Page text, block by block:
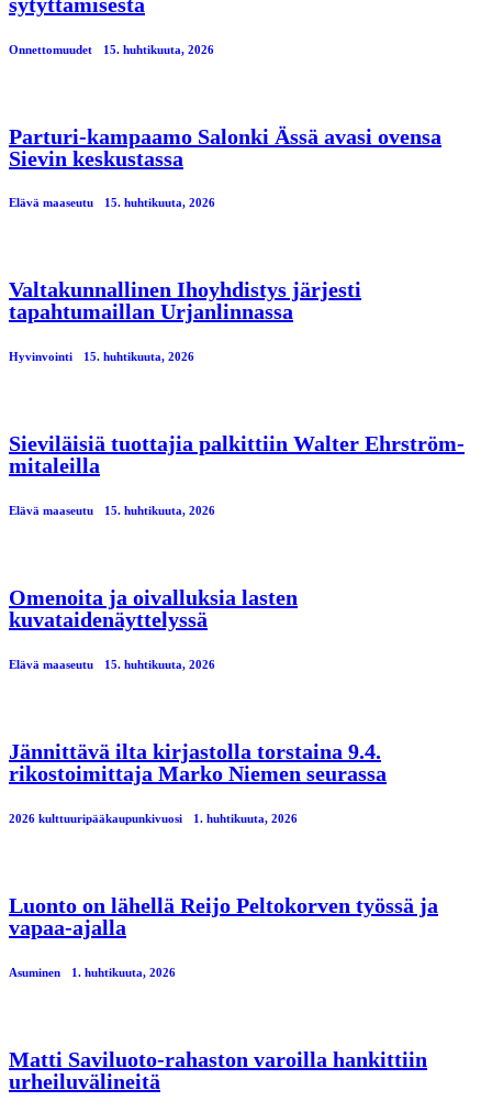
Onnettomuudet 15. huhtikuuta, 2026
Parturi-kampaamo Salonki Ässä avasi ovensa
Sievin keskustassa
Elävä maaseutu 15. huhtikuuta, 2026
Valtakunnallinen Ihoyhdistys järjesti
tapahtumaillan Urjanlinnassa
Hyvinvointi 15. huhtikuuta, 2026
Sieviläisiä tuottajia palkittiin Walter Ehrström-
mitaleilla
Elävä maaseutu 15. huhtikuuta, 2026
Omenoita ja oivalluksia lasten
kuvataidenäyttelyssä
Elävä maaseutu 15. huhtikuuta, 2026
Jännittävä ilta kirjastolla torstaina 9.4.
rikostoimittaja Marko Niemen seurassa
2026 kulttuuripääkaupunkivuosi 1. huhtikuuta, 2026
Luonto on lähellä Reijo Peltokorven työssä ja
vapaa-ajalla
Asuminen 1. huhtikuuta, 2026
Matti Saviluoto-rahaston varoilla hankittiin
urheiluvälineitä